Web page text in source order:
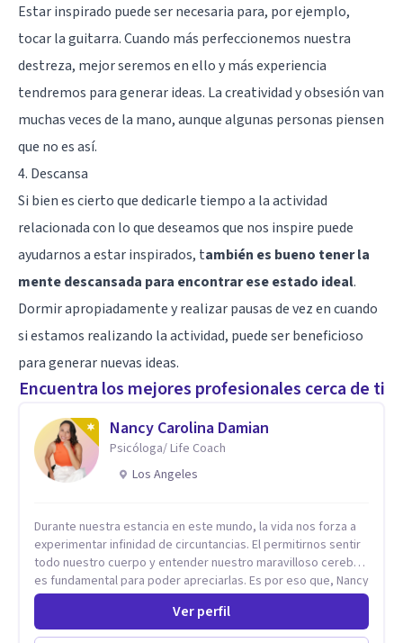
Estar inspirado puede ser necesaria para, por ejemplo,
tocar la guitarra. Cuando más perfeccionemos nuestra
destreza, mejor seremos en ello y más experiencia
tendremos para generar ideas. La creatividad y obsesión van
muchas veces de la mano, aunque algunas personas piensen
que no es así.
4. Descansa
Si bien es cierto que dedicarle tiempo a la actividad
relacionada con lo que deseamos que nos inspire puede
ayudarnos a estar inspirados, también es bueno tener la
mente descansada para encontrar ese estado ideal.
Dormir apropiadamente y realizar pausas de vez en cuando
si estamos realizando la actividad, puede ser beneficioso
para generar nuevas ideas.
Encuentra los mejores profesionales cerca de ti
Nancy Carolina Damian
Psicóloga/ Life Coach
Los Angeles
Durante nuestra estancia en este mundo, la vida nos forza a
experimentar infinidad de circuntancias. El permitirnos sentir
todo nuestro cuerpo y entender nuestro maravilloso cerebro,
es fundamental para poder apreciarlas. Es por eso que, Nancy
Damian esta dispuesta a brindarte una mano amiga atravez de
herramientas fundamentales para crecer y fortalecer tu
mente, alma y SER. El cómo percibimos y manejamos
Ver perfil